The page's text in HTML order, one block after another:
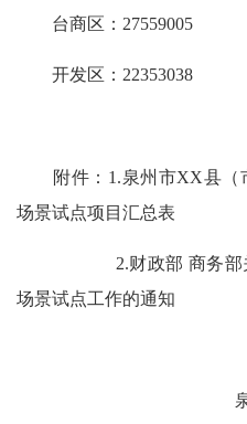
台商区：27559005
开发区：22353038
附件： 1.泉州市XX县（
场景试点项目汇总表
2.财政部 商务
场景试点工作的通知